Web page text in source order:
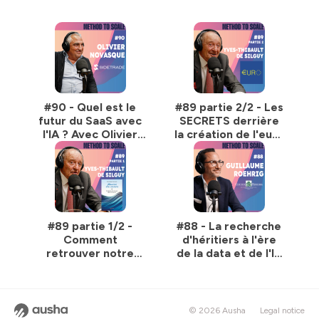
#90 - Quel est le
futur du SaaS avec
l'IA ? Avec Olivier
Novasque, CEO de
Sidetrade
#89 partie 2/2 - Les
SECRETS derrière
la création de l'euro
€ - Avec Yves-
Thibault de Silguy,
ex-PDG de VINCI
#89 partie 1/2 -
Comment
retrouver notre
de VINCI
#88 - La recherche
d'héritiers à l'ère
de la data et de l'IA
© 2026 Ausha Legal notice